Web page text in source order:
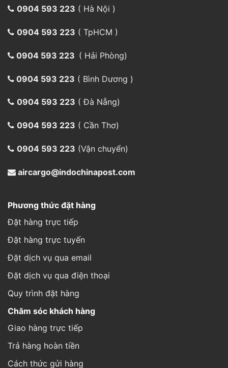
0904 593 223 ( Đà Nẵng)
0904 593 223 ( Cần Thơ)
0904 593 223 (Vận chuyển)
aircargo@indochinapost.com
Phương thức đặt hàng
Đặt hàng trực tiếp
Đặt hàng trực tuyến
Đặt dịch vụ qua điện thoại